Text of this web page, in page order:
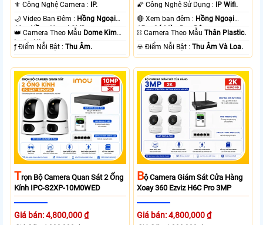
⚜️ Công Nghệ Camera :
IP.
🌙 Video Ban Đêm : Hồng Ngoại
10m Hồng Ngoại SMD.
👑 Camera Theo Mẫu Dome Kim
loại + Nhựa.
️ƒ Điểm Nỗi Bật :Thu Âm.
🌠 Công Nghệ Sử Dụng :
IP Wifi.
🔴 Xem ban đêm : Hồng Ngoại
15m Có Màu Ban Ðêm.
⛓ Camera Theo MẫuThân Plastic.
️☣️ Điểm Nỗi Bật :Thu Âm Và Loa.
TRọn Bộ Camera Quan Sát 2 Ống
Kính IPC-S2XP-10M0WED
Giá bán: 4,800,000 ₫
BỘ Camera Giám Sát Cửa Hàng
Xoay 360 Ezviz H6C Pro 3MP
Giá bán: 4,800,000 ₫